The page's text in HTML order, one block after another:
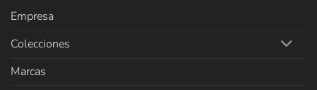
Empresa
Colecciones
Marcas